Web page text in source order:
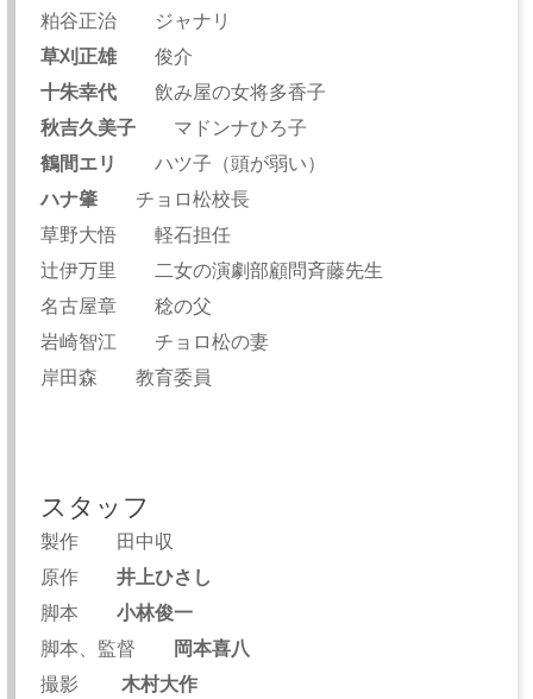
粕谷正治 ジャナリ
草刈正雄俊介
十朱幸代 飲み屋の女将多香子
秋吉久美子 マドンナひろ子
鶴間エリ
ハツ子（頭が弱い）
ハナ肇 チョロ松校長
草野大悟 軽石担任
辻伊万里 二女の演劇部顧問斉藤先生
名古屋章 稔の父
岩崎智江 チョロ松の妻
岸田森 教育委員
スタッフ
製作 田中収
原作井上ひさし
脚本小林俊一
脚本、監督 岡本喜八
撮影木村大作